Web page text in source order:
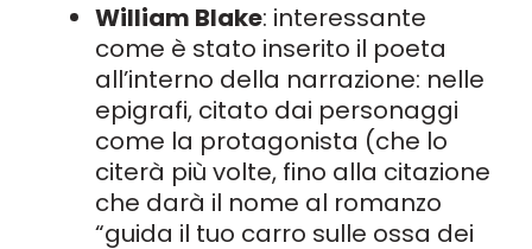
William Blake: interessante
come è stato inserito il poeta
all’interno della narrazione: nelle
epigrafi, citato dai personaggi
come la protagonista (che lo
citerà più volte, fino alla citazione
che darà il nome al romanzo
“guida il tuo carro sulle ossa dei